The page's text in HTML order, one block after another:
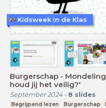
Burgerschap -
houd jij het veilig?'
September 2024- 8 slides
Begrijpend lezen Burgerschap
Kidsweek in de Klas